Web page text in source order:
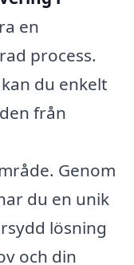
en
process.
du enkelt
från
Genom
du en unik
lösning
och din